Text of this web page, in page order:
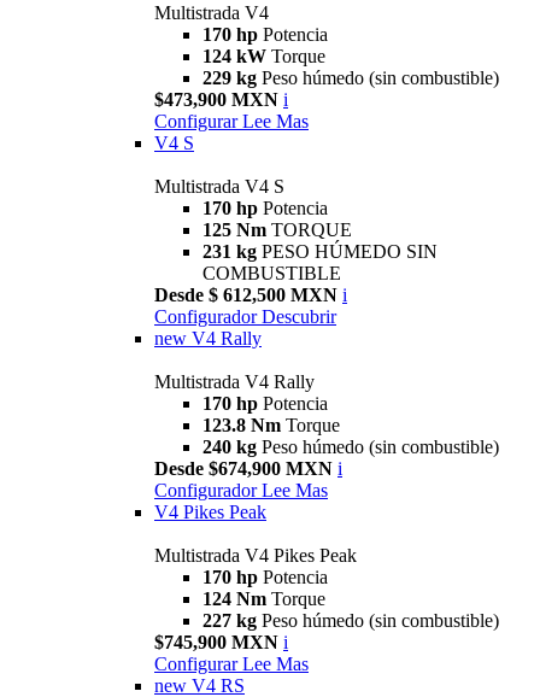
Multistrada V4
170 hp Potencia
124 kW Torque
229 kg Peso húmedo (sin combustible)
$473,900 MXN i
Configurar Lee Mas
V4 S
Multistrada V4 S
170 hp Potencia
125 Nm TORQUE
231 kg PESO HÚMEDO SIN
COMBUSTIBLE
Desde $ 612,500 MXN i
Configurador Descubrir
new V4 Rally
Multistrada V4 Rally
170 hp Potencia
123.8 Nm Torque
240 kg Peso húmedo (sin combustible)
Desde $674,900 MXN i
Configurador Lee Mas
V4 Pikes Peak
Multistrada V4 Pikes Peak
170 hp Potencia
124 Nm Torque
227 kg Peso húmedo (sin combustible)
$745,900 MXN i
Configurar Lee Mas
new V4 RS